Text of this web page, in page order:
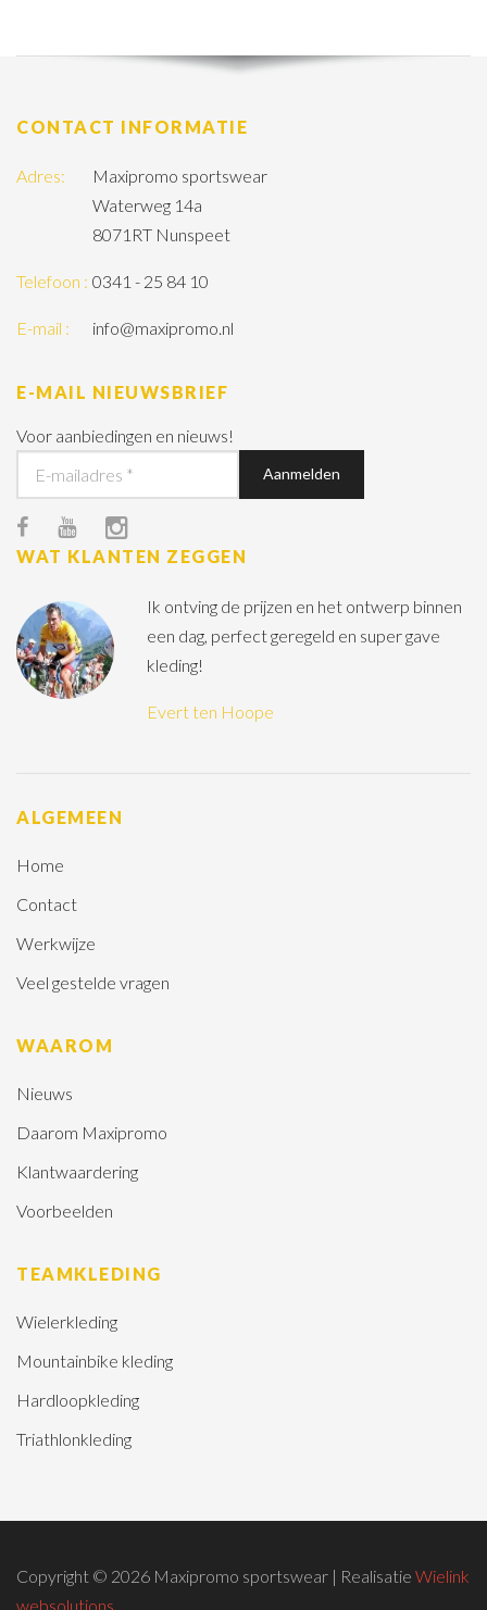
CONTACT INFORMATIE
Adres:
Maxipromo sportswear
Waterweg 14a
8071RT Nunspeet
Telefoon : 0341 - 25 84 10
E-mail : info@maxipromo.nl
E-MAIL NIEUWSBRIEF
Voor aanbiedingen en nieuws!
WAT KLANTEN ZEGGEN
Ik ontving de prijzen en het ontwerp binnen
een dag, perfect geregeld en super gave
kleding!
Evert ten Hoope
ALGEMEEN
Home
Contact
Werkwijze
Veel gestelde vragen
WAAROM
Nieuws
Daarom Maxipromo
Klantwaardering
Voorbeelden
TEAMKLEDING
Wielerkleding
Mountainbike kleding
Hardloopkleding
Triathlonkleding
Copyright © 2026 Maxipromo sportswear | Realisatie Wielink
websolutions